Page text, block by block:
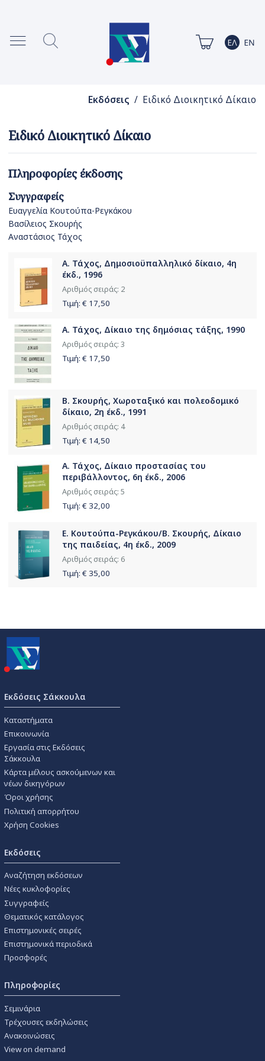
Εκδόσεις / Ειδικό Διοικητικό Δίκαιο
Ειδικό Διοικητικό Δίκαιο
Πληροφορίες έκδοσης
Συγγραφείς
Ευαγγελία Κουτούπα-Ρεγκάκου
Βασίλειος Σκουρής
Αναστάσιος Τάχος
Α. Τάχος, Δημοσιοϋπαλληλικό δίκαιο, 4η
έκδ., 1996
Αριθμός σειράς: 2
Τιμή: € 17,50
Α. Τάχος, Δίκαιο της δημόσιας τάξης, 1990
Αριθμός σειράς: 3
Τιμή: € 17,50
Β. Σκουρής, Χωροταξικό και πολεοδομικό
δίκαιο, 2η έκδ., 1991
Αριθμός σειράς: 4
Τιμή: € 14,50
Α. Τάχος, Δίκαιο προστασίας του
περιβάλλοντος, 6η έκδ., 2006
Αριθμός σειράς: 5
Τιμή: € 32,00
Ε. Κουτούπα-Ρεγκάκου/Β. Σκουρής, Δίκαιο
της παιδείας, 4η έκδ., 2009
Αριθμός σειράς: 6
Τιμή: € 35,00
Εκδόσεις Σάκκουλα
Καταστήματα
Επικοινωνία
Εργασία στις Εκδόσεις
Σάκκουλα
Κάρτα μέλους ασκούμενων και
νέων δικηγόρων
Όροι χρήσης
Πολιτική απορρήτου
Χρήση Cookies
Εκδόσεις
Αναζήτηση εκδόσεων
Νέες κυκλοφορίες
Συγγραφείς
Θεματικός κατάλογος
Επιστημονικές σειρές
Επιστημονικά περιοδικά
Προσφορές
Πληροφορίες
Σεμινάρια
Τρέχουσες εκδηλώσεις
Ανακοινώσεις
View on demand